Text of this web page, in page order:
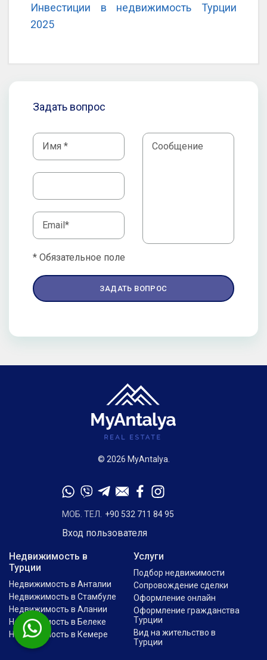
Инвестиции в недвижимость Турции
2025
Задать вопрос
* Обязательное поле
© 2026 MyAntalya.
Недвижимость в
Турции
Недвижимость в Анталии
Недвижимость в Стамбуле
Недвижимость в Алании
Недвижимость в Белеке
Недвижимость в Кемере
Услуги
Подбор недвижимости
Сопровождение сделки
Оформление онлайн
Оформление гражданства
Турции
Вид на жительство в
Турции
МОБ. ТЕЛ. +90 532 711 84 95
Вход пользователя